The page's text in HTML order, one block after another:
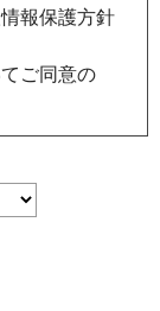
報保護方針
ご同意の